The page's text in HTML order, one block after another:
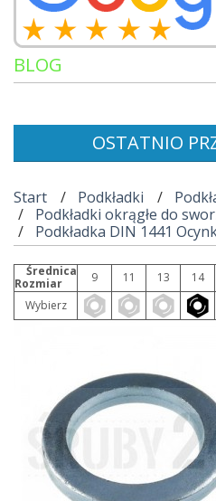
BLOG
OSTATNIO
Start Podkładki
Podkładki okrągłe do
Podkładka DIN 1441
Średnica
Rozmiar
9 11 13 14
Wybierz